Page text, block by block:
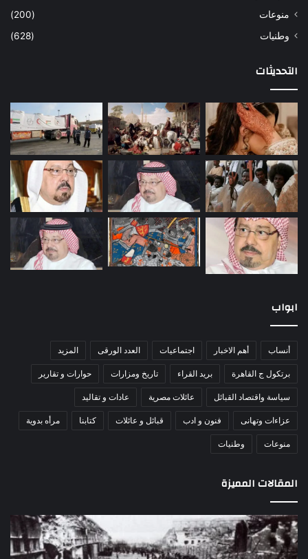
منوعات
(200)
وطنيات
(628)
التحديثات
ابواب
أنساب أهم الاخبار اجتماعيات العدد الورقى المزيد
برتكول ج القاهرة بريد القراء تاريخ ومزارات حوارات و تقارير
سياسة واقتصاد القبائل عائلات مصرية عادات و تقاليد
عزاءات وتهانى فنون و ادب قبائل و عائلات كتابنا مرأه بدوية
منوعات وطنيات
المقالات المميزة
اللواء
دكتور
راضي